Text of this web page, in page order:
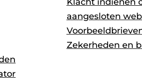
aangesloten
Zekerheden en